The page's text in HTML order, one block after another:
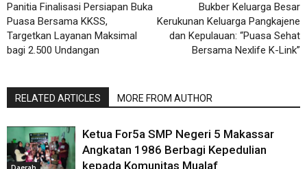
Panitia Finalisasi Persiapan Buka
Puasa Bersama KKSS,
Targetkan Layanan Maksimal
bagi 2.500 Undangan
Bukber Keluarga Besar
Kerukunan Keluarga Pangkajene
dan Kepulauan: “Puasa Sehat
Bersama Nexlife K-Link”
RELATED ARTICLES MORE FROM AUTHOR
Ketua For5a SMP Negeri 5 Makassar
Angkatan 1986 Berbagi Kepedulian
kepada Komunitas Mualaf